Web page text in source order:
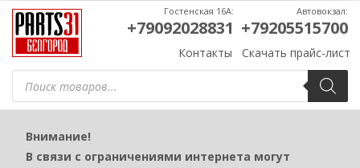
Поиск
товаров
Контакты Скачать прайс-лист
Гостенская 16А:
+79092028831
Автовокзал:
+79205515700
Внимание!
В связи с ограничениями интернета могут